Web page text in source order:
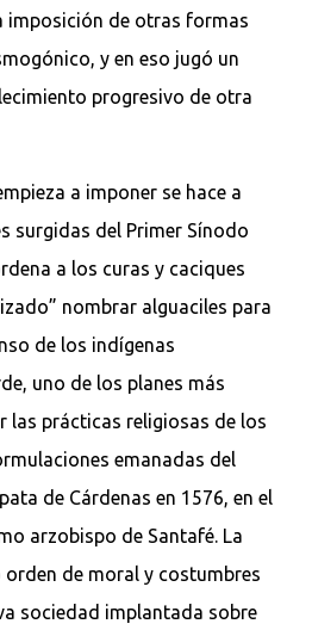
imposición de otras formas
y en eso jugó un
progresivo de otra
a imponer se hace a
surgidas del Primer Sínodo
a los curas y caciques
nombrar alguaciles para
de los indígenas
uno de los planes más
las prácticas religiosas de los
emanadas del
de Cárdenas en 1576, en el
arzobispo de Santafé. La
de moral y costumbres
sociedad implantada sobre